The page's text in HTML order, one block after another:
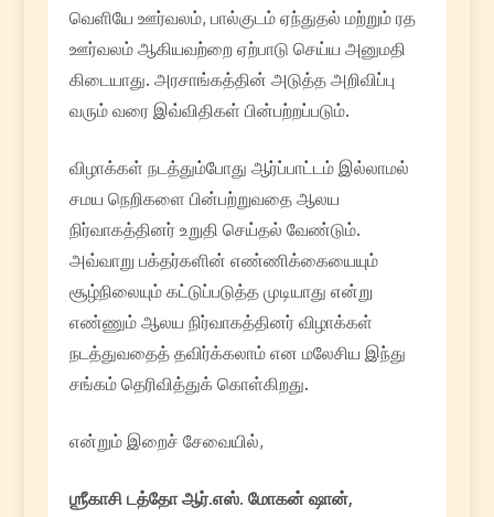
வெளியே ஊர்வலம், பால்குடம் ஏந்துதல் மற்றும் ரத
ஊர்வலம் ஆகியவற்றை ஏற்பாடு செய்ய அனுமதி
கிடையாது. அரசாங்கத்தின் அடுத்த அறிவிப்பு
வரும் வரை இவ்விதிகள் பின்பற்றப்படும்.
விழாக்கள் நடத்தும்போது ஆர்ப்பாட்டம் இல்லாமல்
சமய நெறிகளை பின்பற்றுவதை ஆலய
நிர்வாகத்தினர் உறுதி செய்தல் வேண்டும்.
அவ்வாறு பக்தர்களின் எண்ணிக்கையையும்
சூழ்நிலையும் கட்டுப்படுத்த முடியாது என்று
எண்ணும் ஆலய நிர்வாகத்தினர் விழாக்கள்
நடத்துவதைத் தவிர்க்கலாம் என மலேசிய இந்து
சங்கம் தெரிவித்துக் கொள்கிறது.
என்றும் இறைச் சேவையில்,
ஶ்ரீகாசி டத்தோ ஆர்.எஸ். மோகன் ஷான்,